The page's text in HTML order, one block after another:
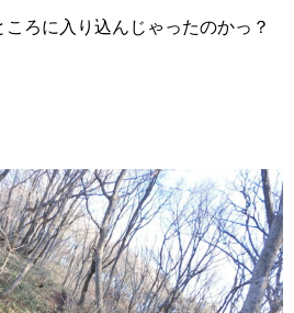
ろに入り込んじゃったのかっ？